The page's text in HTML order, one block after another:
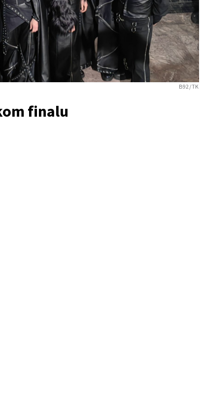
B92/TK
finalu